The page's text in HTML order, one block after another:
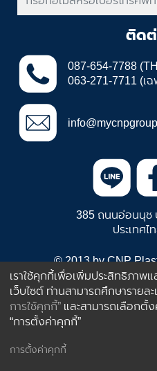
ติดต่
087-654-7788
063-271-7711 (เ
385 ถนนอ่อนนุช
ประเทศไ
© 2013 by CNP
เราใช้คุกกี้เพื่อเพิ่มประสิทธิภาพ
เว็บไซต์ ท่านสามารถศึกษารายล
การใช้คุกกี้” และสามารถเลือกตั้
“การตั้งค่าคุกกี้”
การตั้งค่าคุกกี้